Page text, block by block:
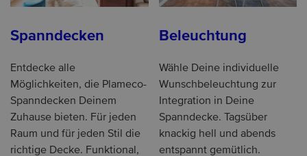
Spanndecken
Entdecke alle
Möglichkeiten, die Plameco-
Spanndecken Deinem
Zuhause bieten. Für jeden
Raum und für jeden Stil die
richtige Decke. Funktional,
Beleuchtung
Wähle Deine individuelle
Wunschbeleuchtung zur
Integration in Deine
Spanndecke. Tagsüber
knackig hell und abends
entspannt gemütlich.